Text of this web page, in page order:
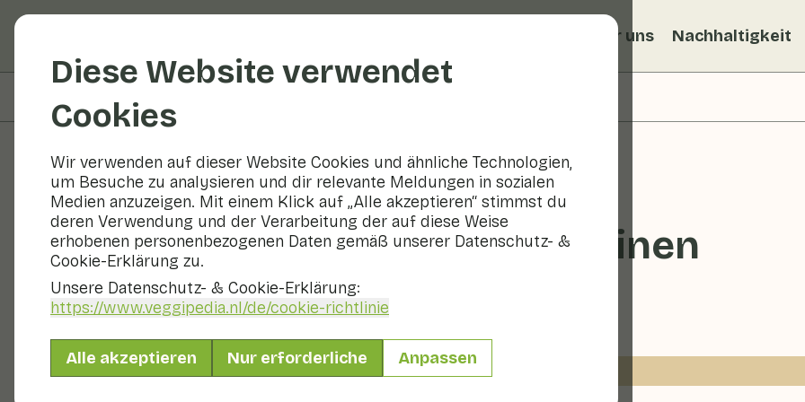
Diese Website verwendet
Cookies
Wir verwenden auf dieser Website Cookies und ähnliche Technologien,
um Besuche zu analysieren und dir relevante Meldungen in sozialen
Medien anzuzeigen. Mit einem Klick auf „Alle akzeptieren“ stimmst du
deren Verwendung und der Verarbeitung der auf diese Weise
erhobenen personenbezogenen Daten gemäß unserer Datenschutz- &
Cookie-Erklärung zu.
Unsere Datenschutz- & Cookie-Erklärung:
https://www.veggipedia.nl/de/cookie-richtlinie
Alle akzeptieren Nur erforderliche Anpassen
Über uns Nachhaltigkeit
Rezepte
Chicoréesalat mit Sardinen
Hauptgericht 2 Personen
Mit saisonalen Produkten